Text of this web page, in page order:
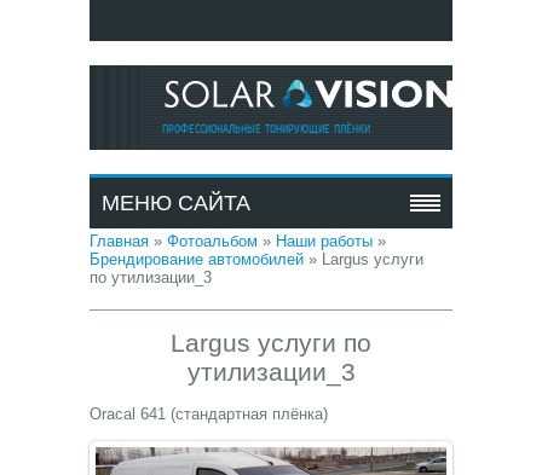
ПРОФЕССИОНАЛЬНЫЕ ТОНИРУЮЩИЕ ПЛЁНКИ
МЕНЮ САЙТА
Главная » Фотоальбом » Наши работы »
Брендирование автомобилей » Largus услуги
по утилизации_3
Largus услуги по
утилизации_3
Oracal 641 (стандартная плёнка)